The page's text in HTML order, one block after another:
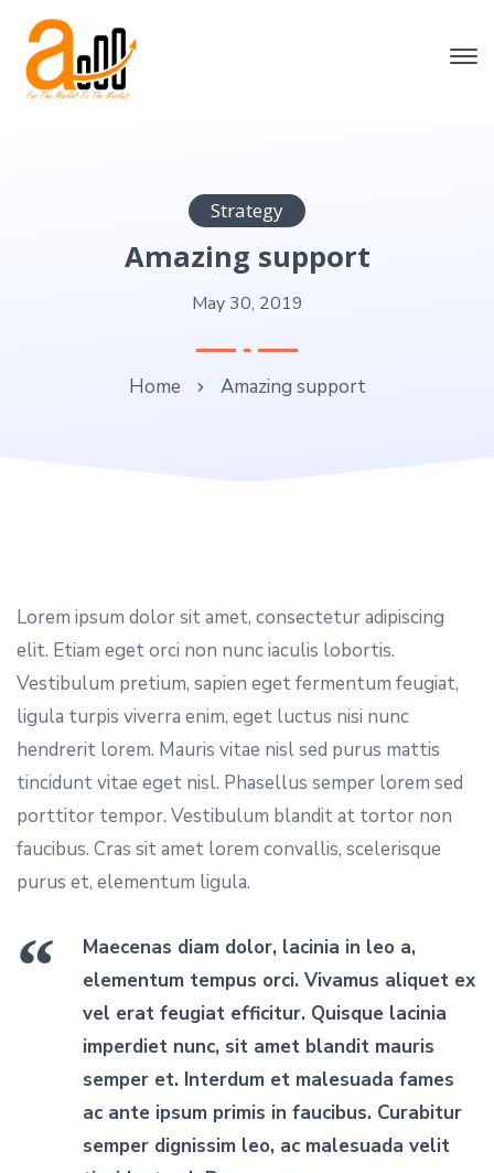
Strategy
Amazing support
May 30, 2019
Home Amazing support
Lorem ipsum dolor sit amet, consectetur adipiscing
elit. Etiam eget orci non nunc iaculis lobortis.
Vestibulum pretium, sapien eget fermentum feugiat,
ligula turpis viverra enim, eget luctus nisi nunc
hendrerit lorem. Mauris vitae nisl sed purus mattis
tincidunt vitae eget nisl. Phasellus semper lorem sed
porttitor tempor. Vestibulum blandit at tortor non
faucibus. Cras sit amet lorem convallis, scelerisque
purus et, elementum ligula.
Maecenas diam dolor, lacinia in leo a,
elementum tempus orci. Vivamus aliquet ex
vel erat feugiat efficitur. Quisque lacinia
imperdiet nunc, sit amet blandit mauris
semper et. Interdum et malesuada fames
ac ante ipsum primis in faucibus. Curabitur
semper dignissim leo, ac malesuada velit